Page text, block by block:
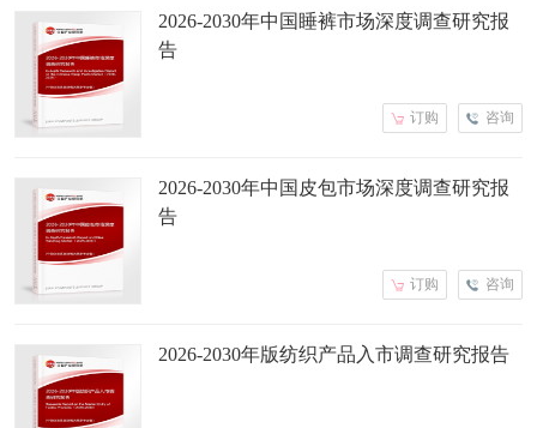
2026-2030年中国睡裤市场深度调查研究报
告
咨询
订购
2026-2030年中国皮包市场深度调查研究报
告
咨询
订购
2026-2030年版纺织产品入市调查研究报告